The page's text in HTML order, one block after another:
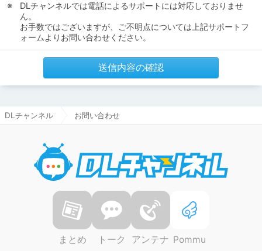
DLチャンネルでは電話によるサポートには対応しておりませ
ん。
お手数ではございますが、ご不明点については上記サポートフ
ォームよりお問い合わせください。
送信内容の確認
DLチャンネル お問い合わせ
まとめ トーク アンテナ Pommu